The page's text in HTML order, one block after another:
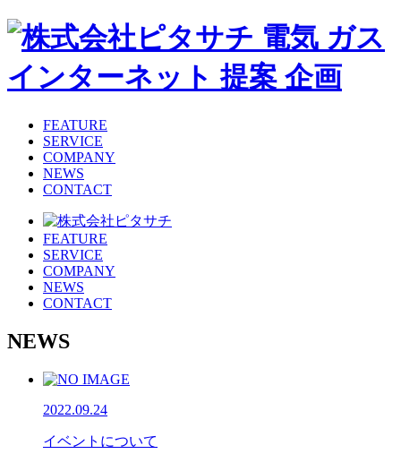
FEATURE
SERVICE
COMPANY
NEWS
CONTACT
FEATURE
SERVICE
COMPANY
NEWS
CONTACT
NEWS
2022.09.24
イベントについて